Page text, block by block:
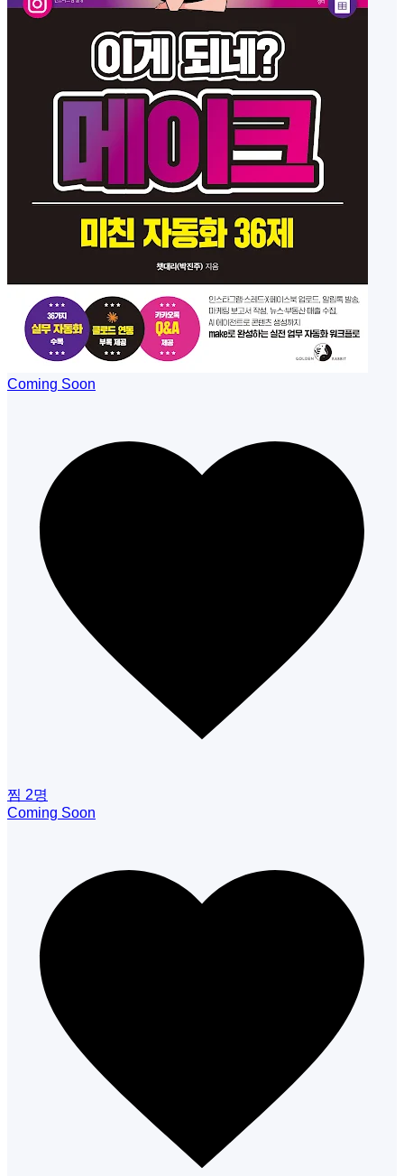
Coming Soon
찜 2명
Coming Soon